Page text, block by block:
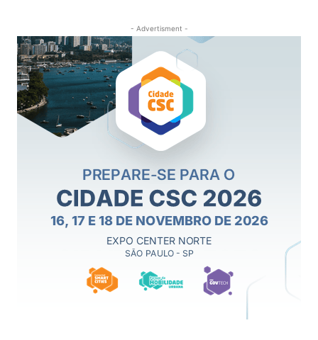
- Advertisment -